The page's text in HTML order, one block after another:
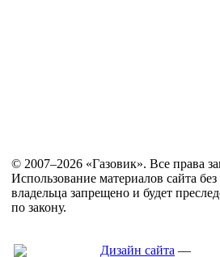
© 2007–2026 «Газовик». Все права
Использование материалов сайта
владельца запрещено и будет
по закону.
Дизайн сайта —